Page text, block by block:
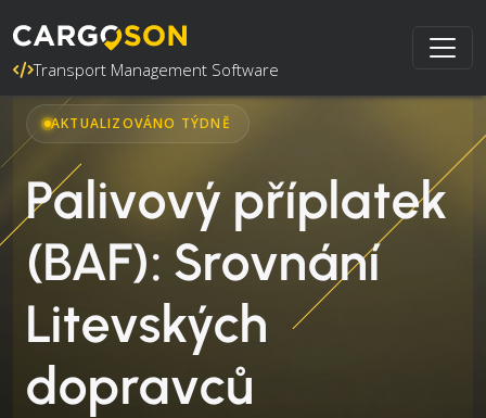
Transport Management Software
AKTUALIZOVÁNO TÝDNĚ
Palivový příplatek
(BAF): Srovnání
Litevských
dopravců